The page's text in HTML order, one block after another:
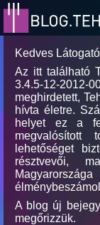
Kedves
Az itt található
3.4.5-12-
meghirdetett,
hívta életre.
helyet ez a
megvalósított
lehetőséget
résztvevői,
A blog új
megőrizzük.